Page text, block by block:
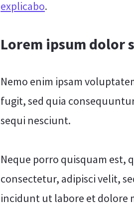
explicabo.
Lorem ipsum dolor
Nemo enim ipsam
fugit, sed quia
sequi nesciunt.
Neque porro quisquam est,
consectetur, adipisci velit,
incidunt ut labore et dolore